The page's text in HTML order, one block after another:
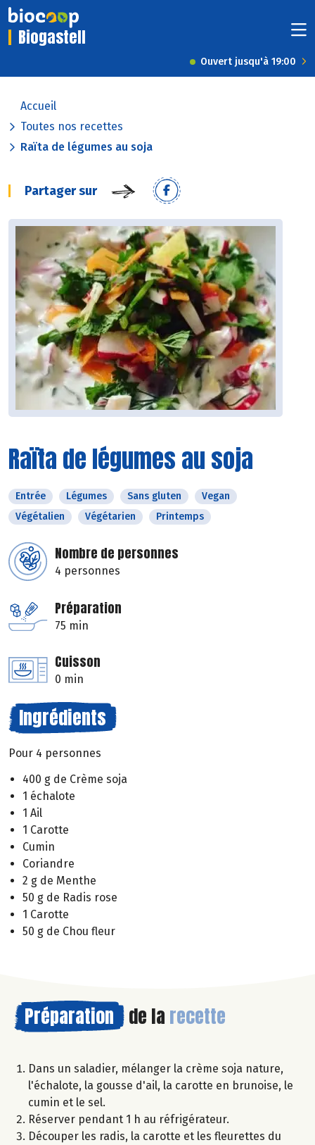
Biogastell
Ouvert jusqu'à 19:00
Accueil
Toutes nos recettes
Raïta de légumes au soja
Partager sur
Raïta de légumes au soja
Entrée Légumes Sans gluten
Vegan
Végétalien
Végétarien Printemps
Nombre de personnes
4 personnes
Préparation
75 min
Cuisson
0 min
Ingrédients
Pour 4 personnes
400 g de Crème soja
1 échalote
1 Ail
1 Carotte
Cumin
Coriandre
2 g de Menthe
50 g de Radis rose
1 Carotte
50 g de Chou fleur
Préparation de la recette
Dans un saladier, mélanger la crème soja nature,
l'échalote, la gousse d'ail, la carotte en brunoise, le
cumin et le sel.
Réserver pendant 1 h au réfrigérateur.
Découper les radis, la carotte et les fleurettes du